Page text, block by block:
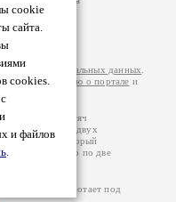
cookie
сайта.
cookies.
и файлов
.
можете
за
на
персональных данных
информацию о портале и
200 тысяч
более двух
который
графе указано по две
посетителей.
Портал работает под